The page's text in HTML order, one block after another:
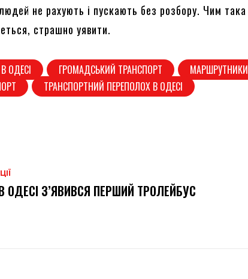
людей не рахують і пускають без розбору. Чим така
страшно уявити.
ОДЕСІ ГРОМАДСЬКИЙ ТРАНСПОРТ
МАРШРУТНИКИ
ТРАНСПОРТНИЙ ПЕРЕПОЛОХ В ОДЕСІ
ОДЕСІ З’ЯВИВСЯ ПЕРШИЙ ТРОЛЕЙБУС